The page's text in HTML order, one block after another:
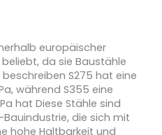
europäischer
da sie Baustähle
S275 hat eine
während S355 eine
hat Diese Stähle sind
die sich mit
hohe Haltbarkeit und